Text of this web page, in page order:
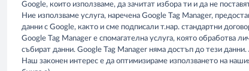
Google, които използваме, да зачитат избора ти и да не
Ние използваме услуга, наречена Google Tag Manager,
данни с Google, както и сме подписали т.нар. стандартни
Google Tag Manager е спомагателна услуга, която обработва
събират данни. Google Tag Manager няма достъп до тези
Наш законен интерес е да оптимизираме използването на